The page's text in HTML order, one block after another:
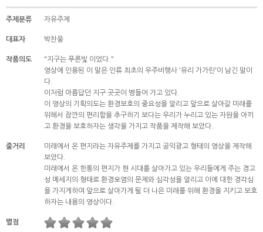
주제분류 자유주제
대표자 박찬웅
작품의도
"지구는 푸른빛 이었다."
영상에 인용된 이 말은 인류 최초의 우주비행사 '유리 가가린'이 남긴 말이
다.
이처럼 아름답던 지구 곳곳이 병들어 가고 있다.
이 영상의 기획의도는 환경보호의 중요성을 알리고 앞으로 살아갈 미래를
위해서 잠깐의 편리함을 추구하기 보다는 우리가 누리고 있는 자원을 아끼
고 환경을 보호하자는 생각을 가지고 작품을 제작해 보았다.
줄거리
미래에서 온 편지라는 자유주제를 가지고 공익광고 형태의 영상을 제작해
보았다.
미래에서 온 한통의 편지가 현 시대를 살아가고 있는 우리들에게 주는 경고
성 메세지의 형태로 환경오염의 문제와 심각성을 알리고 이에 대한 경각심
을 가지게하여 앞으로 살아가게 될 더 나은 미래를 위해 환경을 지키고 보호
하자는 내용의 영상이다.
별점